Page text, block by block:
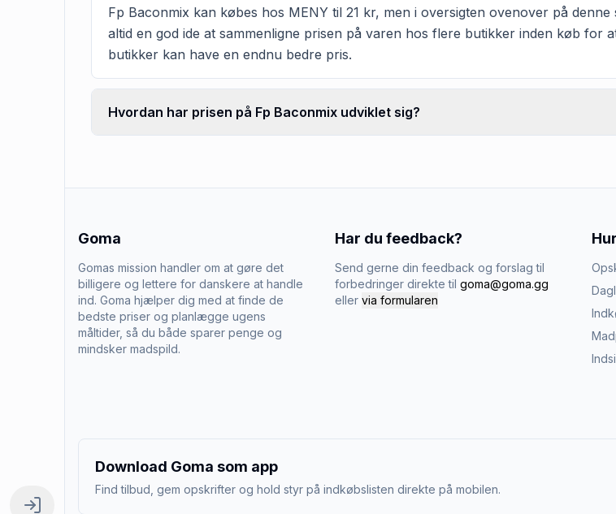
Fp Baconmix kan købes hos MENY til 21 kr, men i oversigten ovenover på
altid en god ide at sammenligne prisen på varen hos flere butikker inden køb for
butikker kan have en endnu bedre pris.
Hvordan har prisen på Fp Baconmix udviklet sig?
Goma
Gomas mission handler om at gøre det
billigere og lettere for danskere at handle
ind. Goma hjælper dig med at finde de
bedste priser og planlægge ugens
måltider, så du både sparer penge og
mindsker madspild.
Har du feedback?
Send gerne din feedback og forslag til
forbedringer direkte til goma@goma.gg
eller via formularen
Download Goma som app
Find tilbud, gem opskrifter og hold styr på indkøbslisten direkte på mobilen.